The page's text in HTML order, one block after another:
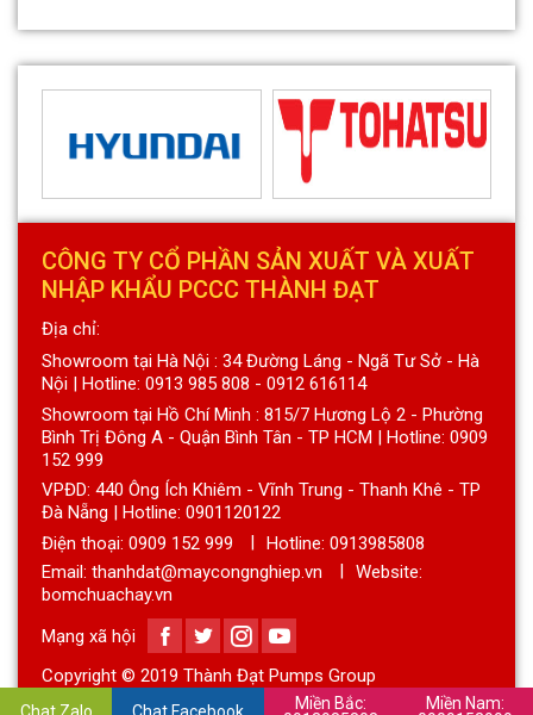
CÔNG TY CỔ PHẦN SẢN XUẤT VÀ XUẤT
NHẬP KHẨU PCCC THÀNH ĐẠT
Địa chỉ:
Showroom tại Hà Nội : 34 Đường Láng - Ngã Tư Sở - Hà
Nội | Hotline: 0913 985 808 - 0912 616114
Showroom tại Hồ Chí Minh : 815/7 Hương Lộ 2 - Phường
Bình Trị Đông A - Quận Bình Tân - TP HCM | Hotline: 0909
152 999
VPĐD: 440 Ông Ích Khiêm - Vĩnh Trung - Thanh Khê - TP
Đà Nẵng | Hotline: 0901120122
Điện thoại: 0909 152 999
Hotline: 0913985808
Email: thanhdat@maycongnghiep.vn
Website:
bomchuachay.vn
Mạng xã hội
Copyright © 2019 Thành Đạt Pumps Group
Miền Bắc:
Miền Nam: